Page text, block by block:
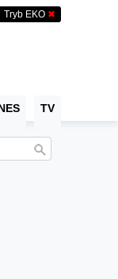
Tryb EKO ✖
TV